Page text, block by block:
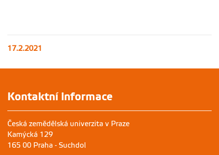
17.2.2021
Kontaktní informace
Česká zemědělská univerzita v Praze
Kamýcká 129
165 00 Praha - Suchdol